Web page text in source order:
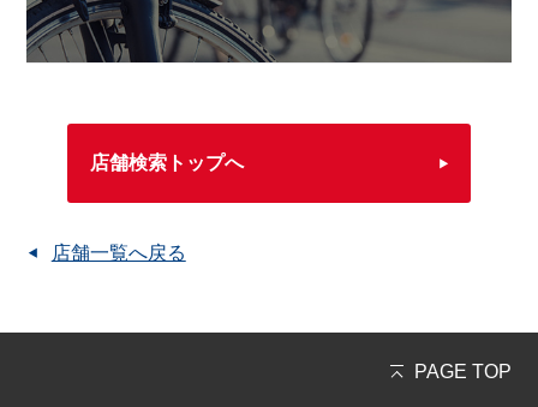
店舗検索トップへ
店舗一覧へ戻る
PAGE TOP